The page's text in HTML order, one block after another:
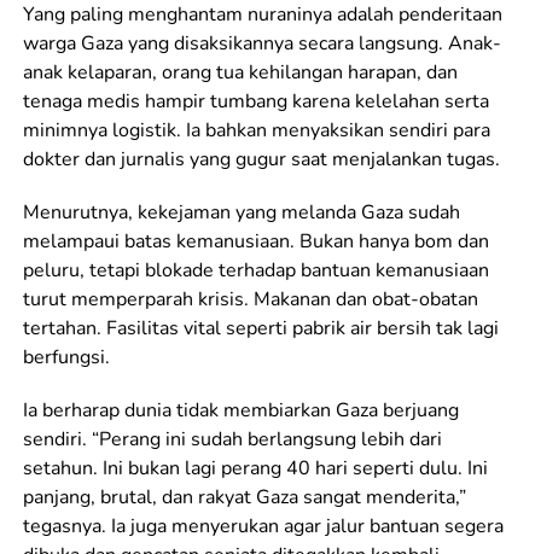
Yang paling menghantam nuraninya adalah penderitaan
warga Gaza yang disaksikannya secara langsung. Anak-
anak kelaparan, orang tua kehilangan harapan, dan
tenaga medis hampir tumbang karena kelelahan serta
minimnya logistik. Ia bahkan menyaksikan sendiri para
dokter dan jurnalis yang gugur saat menjalankan tugas.
Menurutnya, kekejaman yang melanda Gaza sudah
melampaui batas kemanusiaan. Bukan hanya bom dan
peluru, tetapi blokade terhadap bantuan kemanusiaan
turut memperparah krisis. Makanan dan obat-obatan
tertahan. Fasilitas vital seperti pabrik air bersih tak lagi
berfungsi.
Ia berharap dunia tidak membiarkan Gaza berjuang
sendiri. “Perang ini sudah berlangsung lebih dari
setahun. Ini bukan lagi perang 40 hari seperti dulu. Ini
panjang, brutal, dan rakyat Gaza sangat menderita,”
tegasnya. Ia juga menyerukan agar jalur bantuan segera